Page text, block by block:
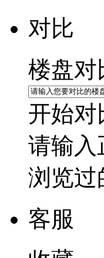
对比
楼盘对
开始对
请输入
浏览过
客服